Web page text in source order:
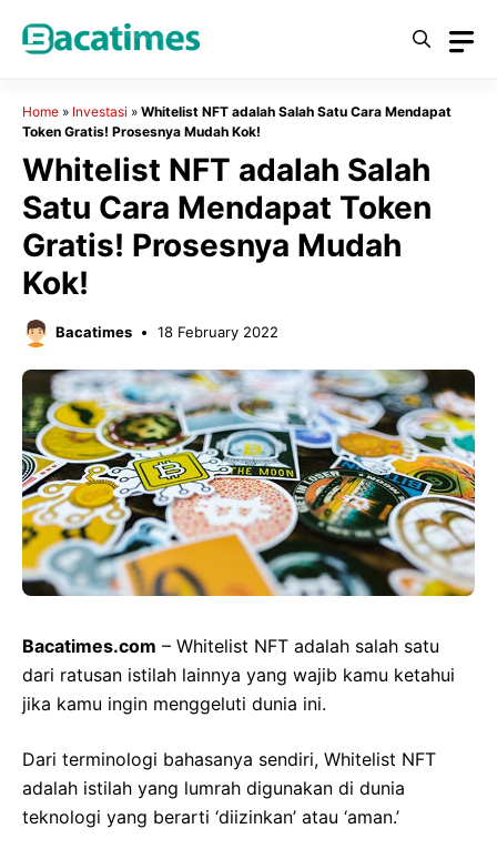
Home » Investasi » Whitelist NFT adalah Salah Satu Cara Mendapat
Token Gratis! Prosesnya Mudah Kok!
Whitelist NFT adalah Salah
Satu Cara Mendapat Token
Gratis! Prosesnya Mudah
Kok!
Bacatimes 18 February 2022
Bacatimes.com – Whitelist NFT adalah salah satu
dari ratusan istilah lainnya yang wajib kamu ketahui
jika kamu ingin menggeluti dunia ini.
Dari terminologi bahasanya sendiri, Whitelist NFT
adalah istilah yang lumrah digunakan di dunia
teknologi yang berarti ‘diizinkan’ atau ‘aman.’